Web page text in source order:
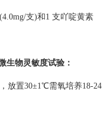
支)和1 支吖啶黄素
生物灵敏度试验：
放置30±1℃需氧培养18-24